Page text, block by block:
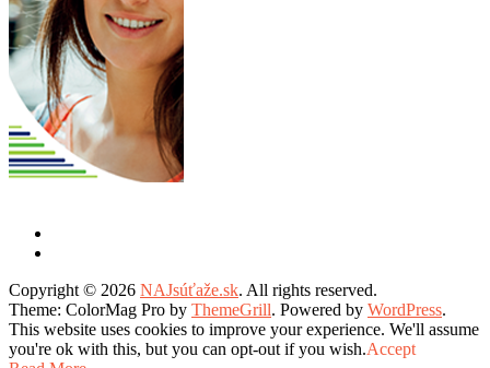
Copyright © 2026 NAJsúťaže.sk. All rights reserved.
Theme: ColorMag Pro by ThemeGrill. Powered by WordPress.
This website uses cookies to improve your experience. We'll assume
you're ok with this, but you can opt-out if you wish.Accept